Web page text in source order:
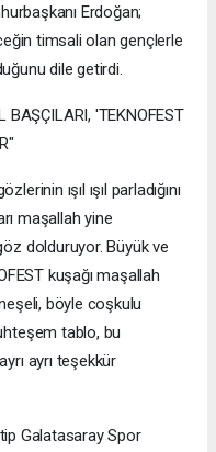
Erdoğan;
timsali olan gençlerle
dile getirdi.
BAŞÇILARI, 'TEKNOFEST
ışıl ışıl parladığını
maşallah yine
dolduruyor. Büyük ve
kuşağı maşallah
böyle coşkulu
tablo, bu
ayrı teşekkür
Galatasaray Spor